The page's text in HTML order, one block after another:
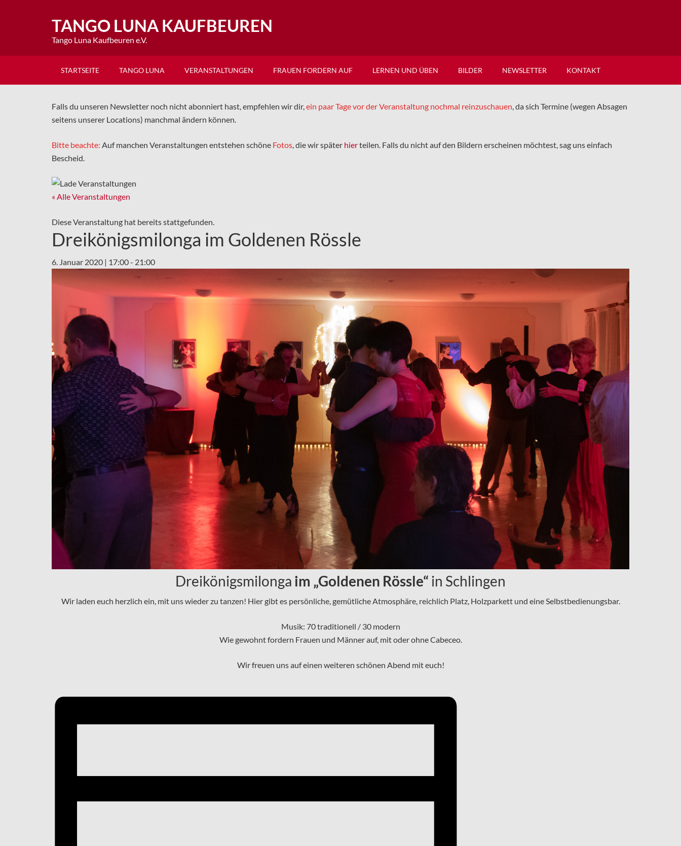
TANGO LUNA KAUFBEUREN
Tango Luna Kaufbeuren e.V.
STARTSEITE TANGO LUNA VERANSTALTUNGEN FRAUEN FORDERN AUF LERNEN UND ÜBEN BILDER NEWSLETTER KONTAKT
Falls du unseren Newsletter noch nicht abonniert hast, empfehlen wir dir,ein paar Tage vor der Veranstaltung nochmal reinzuschauen, da sich Termine (wegen Absagen
seitens unserer Locations) manchmal ändern können.
Bitte beachte: Auf manchen Veranstaltungen entstehen schöne Fotos, die wir später hierteilen. Falls du nicht auf den Bildern erscheinen möchtest, sag uns einfach
Bescheid.
« Alle Veranstaltungen
Diese Veranstaltung hat bereits stattgefunden.
Dreikönigsmilonga im Goldenen Rössle
6. Januar 2020 | 17:00- 21:00
Dreikönigsmilonga im „Goldenen Rössle“ in Schlingen
Wir laden euch herzlich ein, mit uns wieder zu tanzen! Hier gibt es persönliche, gemütliche Atmosphäre, reichlich Platz, Holzparkett und eine Selbstbedienungsbar.
Musik: 70 traditionell / 30 modern
Wie gewohnt fordern Frauen und Männer auf, mit oder ohne Cabeceo.
Wir freuen uns auf einen weiteren schönen Abend mit euch!